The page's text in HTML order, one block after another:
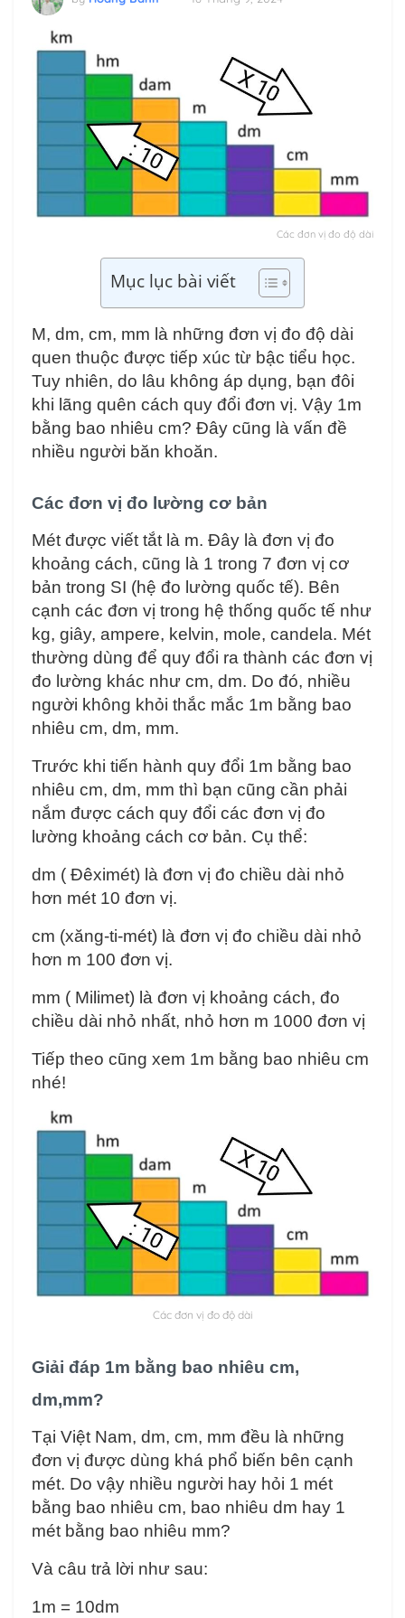
Các đơn vị đo độ dài
Mục lục bài viết
M, dm, cm, mm là những đơn vị đo độ dài
quen thuộc được tiếp xúc từ bậc tiểu học.
Tuy nhiên, do lâu không áp dụng, bạn đôi
khi lãng quên cách quy đổi đơn vị. Vậy 1m
bằng bao nhiêu cm? Đây cũng là vấn đề
nhiều người băn khoăn.
Các đơn vị đo lường cơ bản
Mét được viết tắt là m. Đây là đơn vị đo
khoảng cách, cũng là 1 trong 7 đơn vị cơ
bản trong SI (hệ đo lường quốc tế). Bên
cạnh các đơn vị trong hệ thống quốc tế như
kg, giây, ampere, kelvin, mole, candela. Mét
thường dùng để quy đổi ra thành các đơn vị
đo lường khác như cm, dm. Do đó, nhiều
người không khỏi thắc mắc 1m bằng bao
nhiêu cm, dm, mm.
Trước khi tiến hành quy đổi 1m bằng bao
nhiêu cm, dm, mm thì bạn cũng cần phải
nắm được cách quy đổi các đơn vị đo
lường khoảng cách cơ bản. Cụ thể:
dm ( Đêximét) là đơn vị đo chiều dài nhỏ
hơn mét 10 đơn vị.
cm (xăng-ti-mét) là đơn vị đo chiều dài nhỏ
hơn m 100 đơn vị.
mm ( Milimet) là đơn vị khoảng cách, đo
chiều dài nhỏ nhất, nhỏ hơn m 1000 đơn vị
Tiếp theo cũng xem 1m bằng bao nhiêu cm
nhé!
Các đơn vị đo độ dài
Giải đáp 1m bằng bao nhiêu cm,
dm,mm?
Tại Việt Nam, dm, cm, mm đều là những
đơn vị được dùng khá phổ biến bên cạnh
mét. Do vậy nhiều người hay hỏi 1 mét
bằng bao nhiêu cm, bao nhiêu dm hay 1
mét bằng bao nhiêu mm?
Và câu trả lời như sau:
1m = 10dm